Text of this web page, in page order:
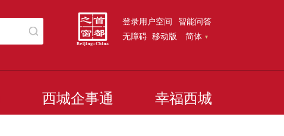
登录用户空间 智能问答
无障碍 移动版 简体
西城企事通 幸福西城